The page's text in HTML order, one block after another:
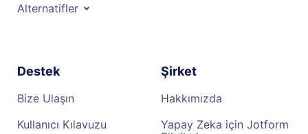
Alternatifler
Destek
Bize Ulaşın
Kullanıcı Kılavuzu
Şirket
Hakkımızda
Yapay Zeka için Jotform